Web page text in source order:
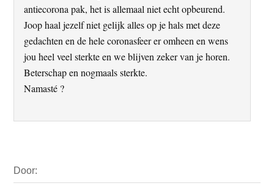
antiecorona pak, het is allemaal niet echt opbeurend.
Joop haal jezelf niet gelijk alles op je hals met deze
gedachten en de hele coronasfeer er omheen en wens
jou heel veel sterkte en we blijven zeker van je horen.
Beterschap en nogmaals sterkte.
Namasté ?
Sidebar
Door: